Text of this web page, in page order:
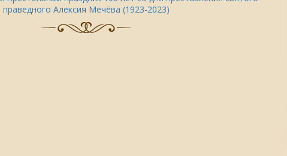
праведного Алексия Мечёва (1923-2023)